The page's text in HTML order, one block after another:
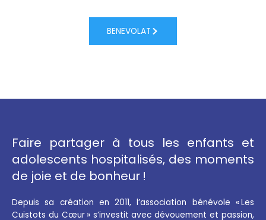
BENEVOLAT
Faire partager à tous les enfants et
adolescents hospitalisés, des moments
de joie et de bonheur !
Depuis sa création en 2011, l’association bénévole « Les
Cuistots du Cœur » s’investit avec dévouement et passion,